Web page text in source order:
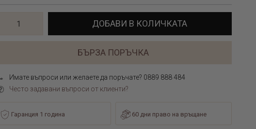
ДОБАВИ В КОЛИЧКАТА
БЪРЗА ПОРЪЧКА
Имате въпроси или желаете да поръчате? 0889 888 484
Често задавани въпроси от клиенти?
Гаранция 1 година 60 дни право на връщане